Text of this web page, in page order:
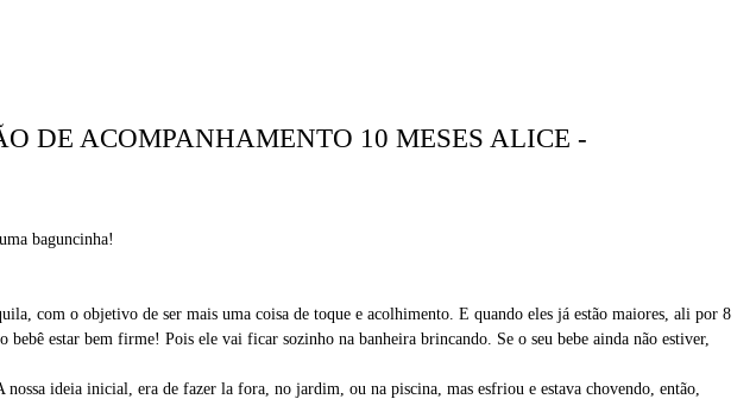
DE ACOMPANHAMENTO 10 MESES ALICE -
baguncinha!
com o objetivo de ser mais uma coisa de toque e acolhimento. E quando eles já estão maiores, ali por 8
estar bem firme! Pois ele vai ficar sozinho na banheira brincando. Se o seu bebe ainda não estiver,
ideia inicial, era de fazer la fora, no jardim, ou na piscina, mas esfriou e estava chovendo, então,